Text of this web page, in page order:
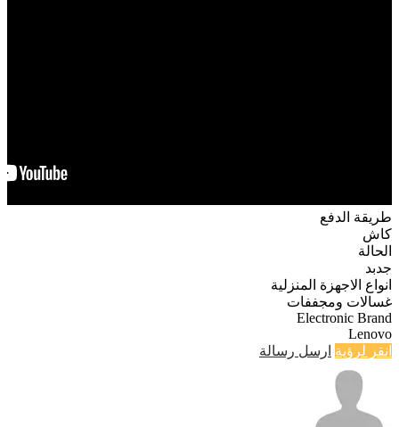
طريقة الدفع
كاش
الحالة
جدبد
انواع الاجهزة المنزلية
غسالات ومجففات
Electronic Brand
Lenovo
انقر لرؤية ارسل رسالة